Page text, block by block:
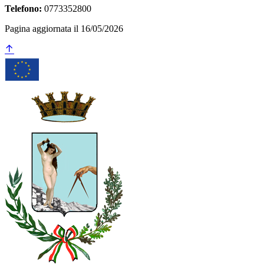
Telefono: 0773352800
Pagina aggiornata il 16/05/2026